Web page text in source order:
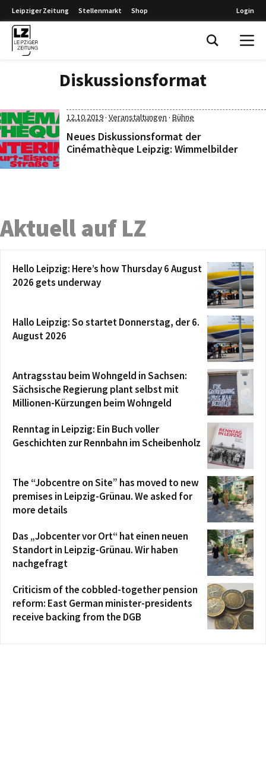
Leipziger Zeitung Stellenmarkt Shop Login
Diskussionsformat
12.10.2019· Veranstaltungen · Bühne
Neues Diskussionsformat der
Cinémathèque Leipzig: Wimmelbilder
Aktuell auf LZ
Hello Leipzig: Here’s how Thursday 6 August
2026 gets underway
Hallo Leipzig: So startet Donnerstag, der 6.
August 2026
Antragsstau beim Wohngeld in Sachsen:
Sächsische Regierung plant selbst mit
Millionen-Kürzungen beim Wohngeld
Renntag in Leipzig: Ein Buch voller
Geschichten zur Rennbahn im Scheibenholz
The “Jobcentre on Site” has moved to new
premises in Leipzig-Grünau. We asked for
more details
Das „Jobcenter vor Ort“ hat einen neuen
Standort in Leipzig-Grünau. Wir haben
nachgefragt
Criticism of the cobbled-together pension
reform: East German minister-presidents
receive backing from the DGB